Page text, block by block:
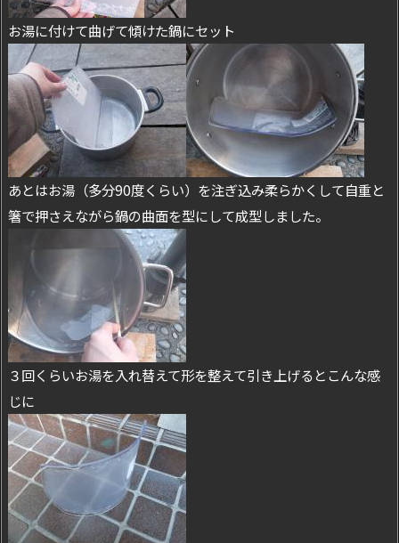
お湯に付けて曲げて傾けた鍋にセット
あとはお湯（多分90度くらい）を注ぎ込み柔らかくして自重と
箸で押さえながら鍋の曲面を型にして成型しました。
３回くらいお湯を入れ替えて形を整えて引き上げるとこんな感
じに